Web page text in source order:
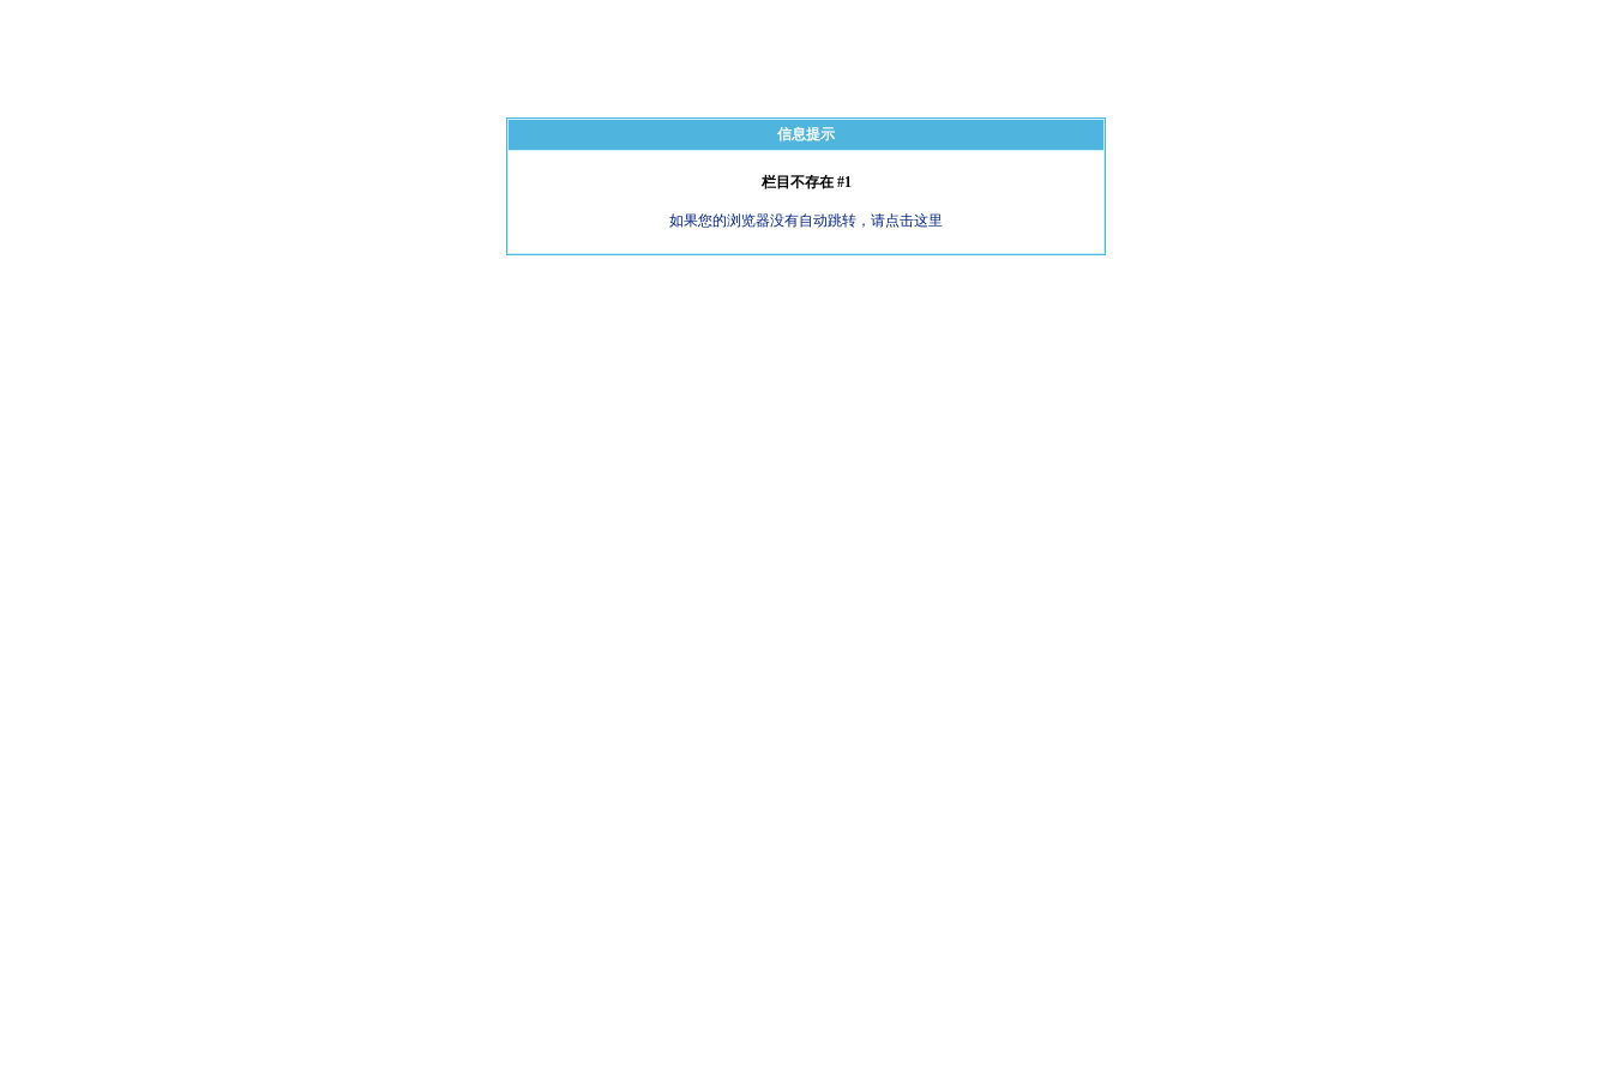
信息提示
栏目不存在 #1
如果您的浏览器没有自动跳转，请点击这里